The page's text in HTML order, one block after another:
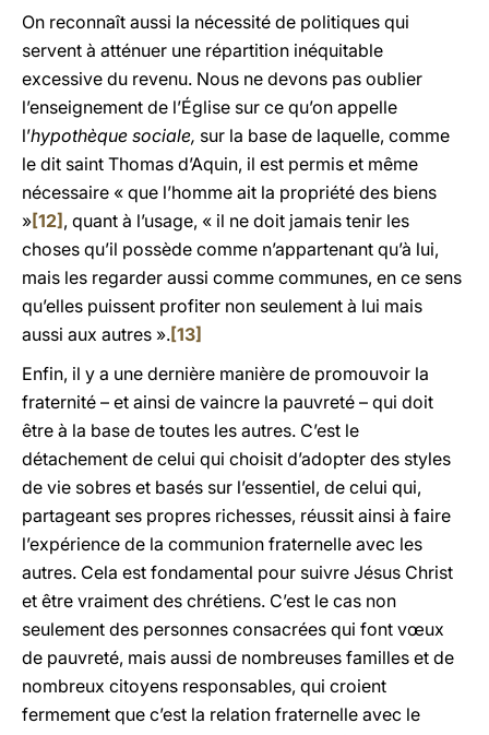
On reconnaît aussi la nécessité de politiques qui
servent à atténuer une répartition inéquitable
excessive du revenu. Nous ne devons pas oublier
l’enseignement de l’Église sur ce qu’on appelle
l’hypothèque sociale, sur la base de laquelle, comme
le dit saint Thomas d’Aquin, il est permis et même
nécessaire « que l’homme ait la propriété des biens
»[12] , quant à l’usage, « il ne doit jamais tenir les
choses qu’il possède comme n’appartenant qu’à lui,
mais les regarder aussi comme communes, en ce sens
qu’elles puissent profiter non seulement à lui mais
aussi aux autres ».[13]
Enfin, il y a une dernière manière de promouvoir la
fraternité – et ainsi de vaincre la pauvreté – qui doit
être à la base de toutes les autres. C’est le
détachement de celui qui choisit d’adopter des styles
de vie sobres et basés sur l’essentiel, de celui qui,
partageant ses propres richesses, réussit ainsi à faire
l’expérience de la communion fraternelle avec les
autres. Cela est fondamental pour suivre Jésus Christ
et être vraiment des chrétiens. C’est le cas non
seulement des personnes consacrées qui font vœux
de pauvreté, mais aussi de nombreuses familles et de
nombreux citoyens responsables, qui croient
fermement que c’est la relation fraternelle avec le